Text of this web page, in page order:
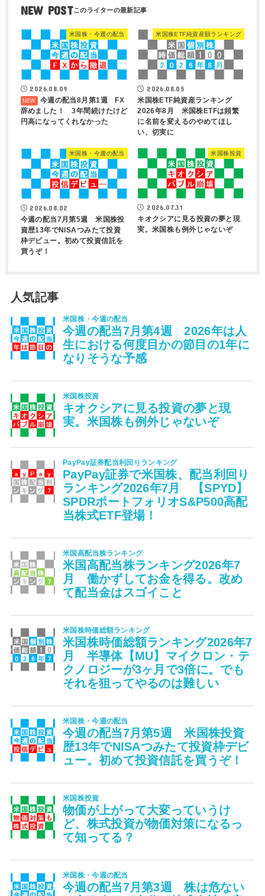
NEW POST
米国株・今週の配当
2026.08.09
今週の配当8月第1週 FX
辞めました！ 3年間続けたけど
円高になってくれなかった
米国株ETF純資産額ランキング
2026.08.05
米国株ETF純資産ランキング
2026年8月 米国株ETFは頻繁
に名前を変えるのやめてほし
い、切実に
米国株・今週の配当
2026.08.02
今週の配当7月第5週 米国株投
資歴13年でNISAつみたて投資
枠デビュー。初めて投資信託を
買うぞ！
米国株投資
2026.07.31
キオクシアに見る投資の夢と現
実。米国株も例外じゃないぞ
人気記事